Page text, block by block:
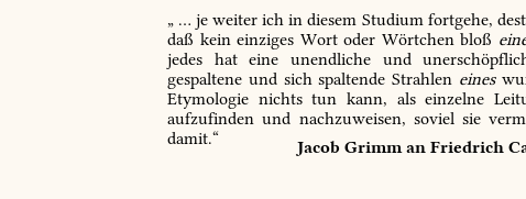
„ … je weiter ich in diesem Studium fortgehe,
daß kein einziges Wort oder Wörtchen bloß
jedes hat eine unendliche und
gespaltene und sich spaltende Strahlen eines
Etymologie nichts tun kann, als einzelne
aufzufinden und nachzuweisen, soviel sie
damit.“
Jacob Grimm an Friedrich